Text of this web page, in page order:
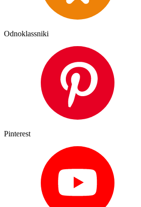
Odnoklassniki
Pinterest